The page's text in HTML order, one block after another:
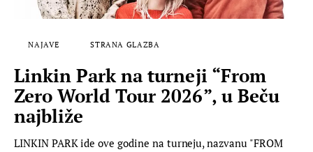
NAJAVE STRANA GLAZBA
Linkin Park na turneji “From
Zero World Tour 2026”, u Beču
najbliže
LINKIN PARK ide ove godine na turneju, nazvanu "FROM